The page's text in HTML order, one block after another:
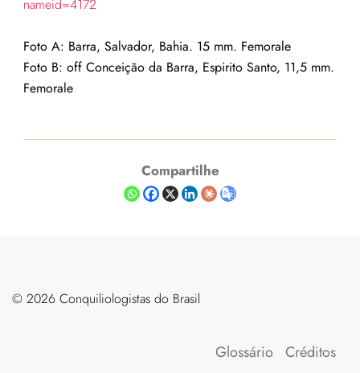
nameid=4172
Foto A: Barra, Salvador, Bahia. 15 mm. Femorale
Foto B: off Conceição da Barra, Espirito Santo, 11,5 mm.
Femorale
Compartilhe
©️ 2026 Conquiliologistas do Brasil
Glossário Créditos